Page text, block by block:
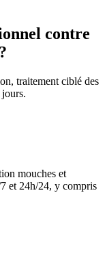
contre
traitement ciblé des
mouches et
et 24h/24, y compris